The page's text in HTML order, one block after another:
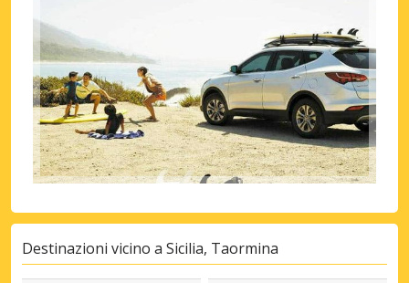
Destinazioni vicino a Sicilia, Taormina